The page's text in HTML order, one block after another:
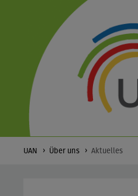
UAN Über uns Aktuelles